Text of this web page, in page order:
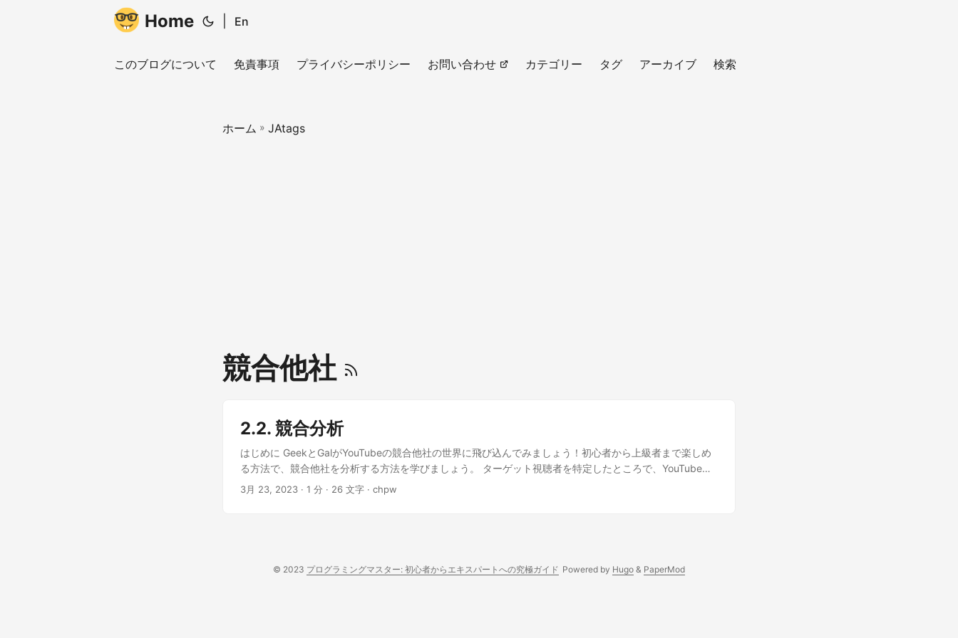
Home En
このブログについて 免責事項 プライバシーポリシー お問い合わせ カテゴリー タグ アーカイブ 検索
ホーム » JAtags
競合他社
2.2. 競合分析
はじめに GeekとGalがYouTubeの競合他社の世界に飛び込んでみましょう！初心者から上級者まで楽しめ
る方法で、競合他社を分析する方法を学びましょう。 ターゲット視聴者を特定したところで、YouTubeで
競合他社を分析することについて話しましょう！ おお、準備はできてるよ！競合分析の方法を教えて！ ま
メントを分析 してみて。彼らの動画のコメントやいいね、シェアをチェックしてね。これで視聴者が何を
3月 23, 2023 · 1 分 · 26 文字 · chpw
© 2023 プログラミングマスター: 初心者からエキスパートへの究極ガイド Powered by Hugo & PaperMod